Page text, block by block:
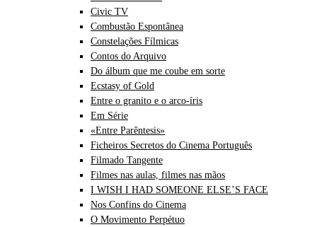
Civic TV
Combustão Espontânea
Constelações Fílmicas
Contos do Arquivo
Do álbum que me coube em sorte
Ecstasy of Gold
Entre o granito e o arco-íris
Em Série
«Entre Parêntesis»
Ficheiros Secretos do Cinema Português
Filmado Tangente
Filmes nas aulas, filmes nas mãos
I WISH I HAD SOMEONE ELSE’S FACE
Nos Confins do Cinema
O Movimento Perpétuo